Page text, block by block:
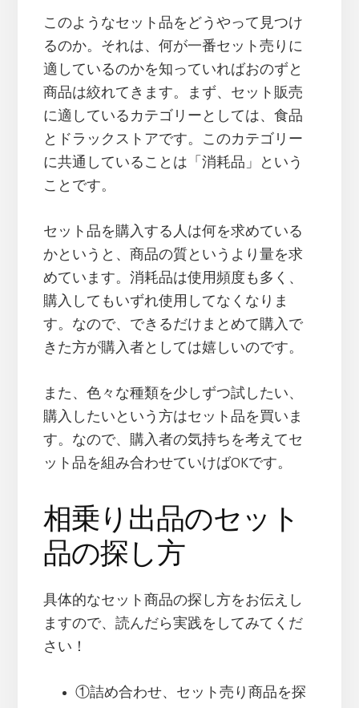
このようなセット品をどうやって見つけ
るのか。それは、何が一番セット売りに
適しているのかを知っていればおのずと
商品は絞れてきます。まず、セット販売
に適しているカテゴリーとしては、食品
とドラックストアです。このカテゴリー
に共通していることは「消耗品」という
ことです。
セット品を購入する人は何を求めている
かというと、商品の質というより量を求
めています。消耗品は使用頻度も多く、
購入してもいずれ使用してなくなりま
す。なので、できるだけまとめて購入で
きた方が購入者としては嬉しいのです。
また、色々な種類を少しずつ試したい、
購入したいという方はセット品を買いま
す。なので、購入者の気持ちを考えてセ
ット品を組み合わせていけばOKです。
相乗り出品のセット
品の探し方
具体的なセット商品の探し方をお伝えし
ますので、読んだら実践をしてみてくだ
さい！
①詰め合わせ、セット売り商品を探